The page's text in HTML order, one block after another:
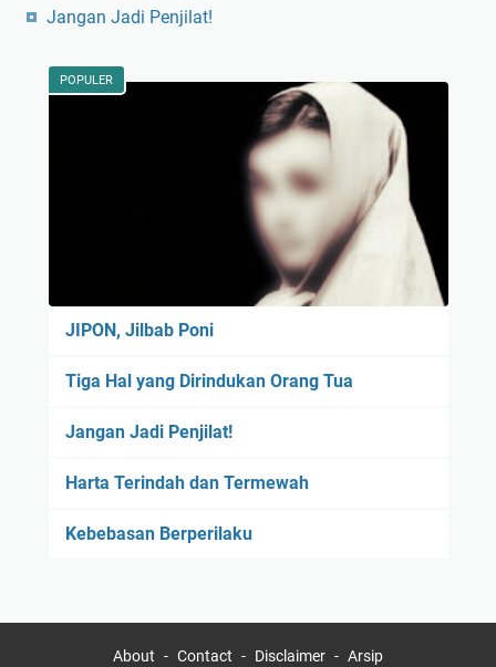
Jangan Jadi Penjilat!
POPULER
JIPON, Jilbab Poni
Tiga Hal yang Dirindukan Orang Tua
Jangan Jadi Penjilat!
Harta Terindah dan Termewah
Kebebasan Berperilaku
About Contact Disclaimer Arsip